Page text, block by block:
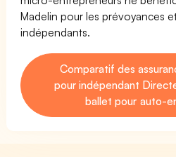
Madelin pour les prévoyances
indépendants.
Comparatif des
pour indépendant
ballet pour auto-